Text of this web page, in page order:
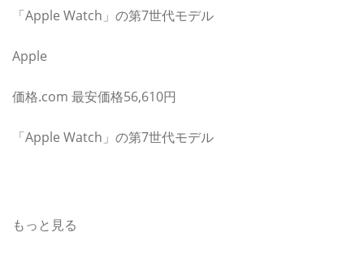
「Apple Watch」の第7世代モデル
Apple
価格.com 最安価格56,610円
「Apple Watch」の第7世代モデル
もっと見る